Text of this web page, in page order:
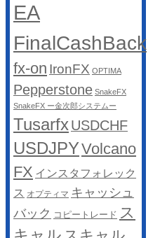
EA
FinalCashBack
fx-on IronFX OPTIMA
Pepperstone SnakeFX
SnakeFX ー金次郎システムー
TusarfxUSDCHF
USDJPYVolcano
FX インスタフォレック
ス オプティマ キャッシュ
バック コピートレード ス